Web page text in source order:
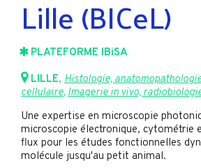
Lille (BICeL)
PLATEFORME IBiSA
LILLE, Histologie,
cellulaire, Imagerie in vivo,
Une expertise en microscopie
microscopie électronique, cytométrie
flux pour les études fonctionnelles
molécule jusqu'au petit animal.